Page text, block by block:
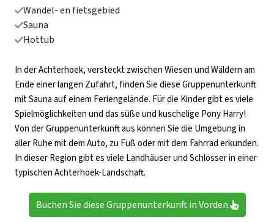
Wandel- en fietsgebied
Sauna
Hottub
In der Achterhoek, versteckt zwischen Wiesen und Wäldern am
Ende einer langen Zufahrt, finden Sie diese Gruppenunterkunft
mit Sauna auf einem Feriengelände. Für die Kinder gibt es viele
Spielmöglichkeiten und das süße und kuschelige Pony Harry!
Von der Gruppenunterkunft aus können Sie die Umgebung in
aller Ruhe mit dem Auto, zu Fuß oder mit dem Fahrrad erkunden.
In dieser Region gibt es viele Landhäuser und Schlösser in einer
typischen Achterhoek-Landschaft.
Buchen Sie diese Gruppenunterkunft in Vorden.